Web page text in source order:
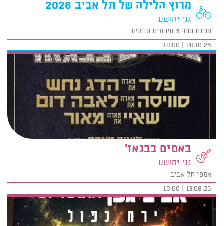
מרוץ הלילה של תל אביב 2026
גני יהושע
חגיגת ספורט עירונית סוחפת
28.10.26 | 18:00
באסים בבגאז'
גני יהושע
אמפי תל אביב
13.08.26 | 19:00